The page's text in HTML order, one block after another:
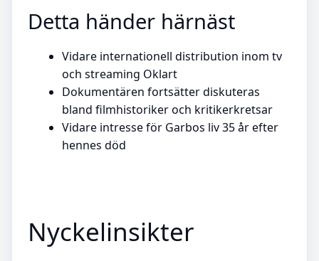
Detta händer härnäst
Vidare internationell distribution inom tv
och streaming Oklart
Dokumentären fortsätter diskuteras
bland filmhistoriker och kritikerkretsar
Vidare intresse för Garbos liv 35 år efter
hennes död
Nyckelinsikter